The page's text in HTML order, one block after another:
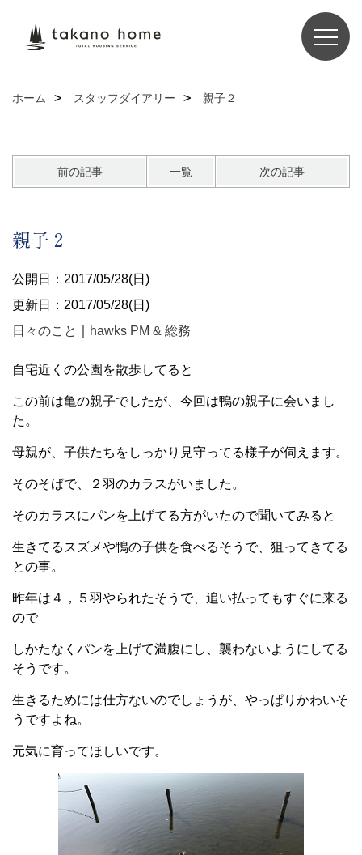
ホーム スタッフダイアリー 親子２
前の記事 一覧 次の記事
親子２
公開日：2017/05/28(日)
更新日：2017/05/28(日)
日々のこと
hawks PM & 総務
自宅近くの公園を散歩してると
この前は亀の親子でしたが、今回は鴨の親子に会いまし
た。
母親が、子供たちをしっかり見守ってる様子が伺えます。
そのそばで、２羽のカラスがいました。
そのカラスにパンを上げてる方がいたので聞いてみると
生きてるスズメや鴨の子供を食べるそうで、狙ってきてる
との事。
昨年は４，５羽やられたそうで、追い払ってもすぐに来る
ので
しかたなくパンを上げて満腹にし、襲わないようにしてる
そうです。
生きるためには仕方ないのでしょうが、やっぱりかわいそ
うですよね。
元気に育ってほしいです。